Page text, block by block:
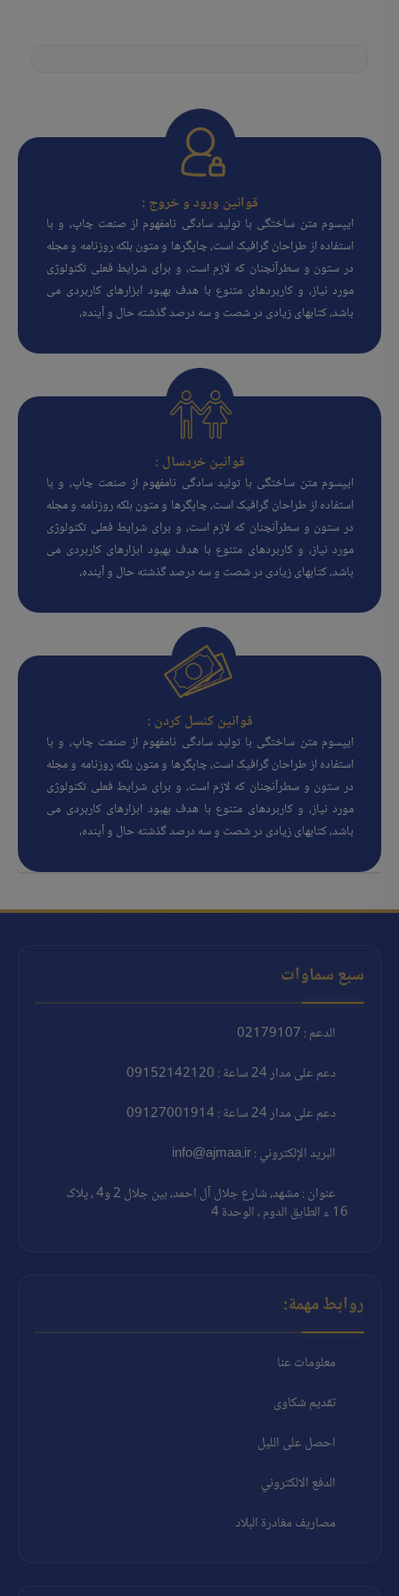
قوانین ورود و خروج :
ایپسوم متن ساختگی با تولید سادگی نامفهوم از صنعت چاپ، و با
استفاده از طراحان گرافیک است، چاپگرها و متون بلکه روزنامه و مجله
در ستون و سطرآنچنان که لازم است، و برای شرایط فعلی تکنولوژی
مورد نیاز، و کاربردهای متنوع با هدف بهبود ابزارهای کاربردی می
باشد، کتابهای زیادی در شصت و سه درصد گذشته حال و آینده،
قوانین خردسال :
ایپسوم متن ساختگی با تولید سادگی نامفهوم از صنعت چاپ، و با
استفاده از طراحان گرافیک است، چاپگرها و متون بلکه روزنامه و مجله
در ستون و سطرآنچنان که لازم است، و برای شرایط فعلی تکنولوژی
مورد نیاز، و کاربردهای متنوع با هدف بهبود ابزارهای کاربردی می
باشد، کتابهای زیادی در شصت و سه درصد گذشته حال و آینده،
قوانین کنسل کردن :
ایپسوم متن ساختگی با تولید سادگی نامفهوم از صنعت چاپ، و با
استفاده از طراحان گرافیک است، چاپگرها و متون بلکه روزنامه و مجله
در ستون و سطرآنچنان که لازم است، و برای شرایط فعلی تکنولوژی
مورد نیاز، و کاربردهای متنوع با هدف بهبود ابزارهای کاربردی می
باشد، کتابهای زیادی در شصت و سه درصد گذشته حال و آینده،
سبع سماوات
الدعم : 02179107
دعم على مدار 24 ساعة : 09152142120
دعم على مدار 24 ساعة : 09127001914
البريد الإلكتروني : info@ajmaa.ir
عنوان : مشهد، شارع جلال آل احمد، بين جلال 2 و4 ، پلاک
16 ء الطابق الدوم ، الوحدة 4
روابط مهمة:
معلومات عنا
تقديم شكاوى
احصل على الليل
الدفع الالكتروني
مصاريف مغادرة البلاد